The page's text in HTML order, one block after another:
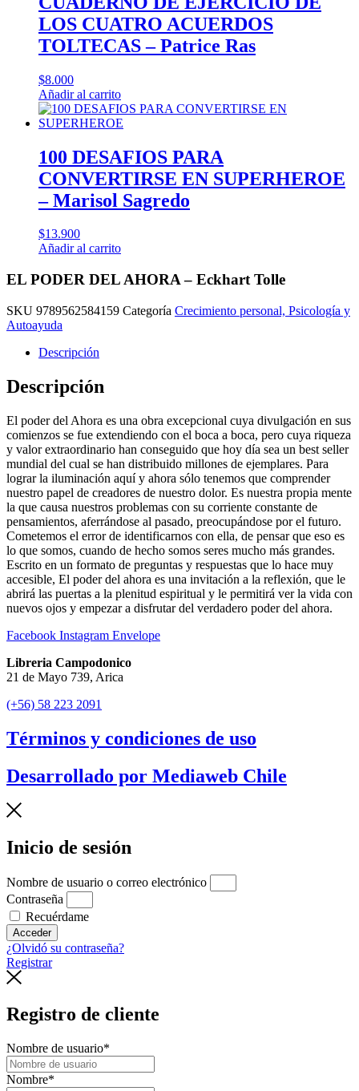
LOS CUATRO ACUERDOS
TOLTECAS – Patrice Ras
$8.000
Añadir al carrito
100 DESAFIOS PARA
CONVERTIRSE EN SUPERHEROE
– Marisol Sagredo
$13.900
Añadir al carrito
EL PODER DEL AHORA – Eckhart Tolle
SKU 9789562584159 Categoría Crecimiento personal, Psicología y
Autoayuda
Descripción
Descripción
El poder del Ahora es una obra excepcional cuya divulgación en sus
comienzos se fue extendiendo con el boca a boca, pero cuya riqueza
y valor extraordinario han conseguido que hoy día sea un best seller
mundial del cual se han distribuido millones de ejemplares. Para
lograr la iluminación aquí y ahora sólo tenemos que comprender
nuestro papel de creadores de nuestro dolor. Es nuestra propia mente
la que causa nuestros problemas con su corriente constante de
pensamientos, aferrándose al pasado, preocupándose por el futuro.
Cometemos el error de identificarnos con ella, de pensar que eso es
lo que somos, cuando de hecho somos seres mucho más grandes.
Escrito en un formato de preguntas y respuestas que lo hace muy
accesible, El poder del ahora es una invitación a la reflexión, que le
abrirá las puertas a la plenitud espiritual y le permitirá ver la vida con
nuevos ojos y empezar a disfrutar del verdadero poder del ahora.
Facebook Instagram Envelope
Libreria Campodonico
21 de Mayo 739, Arica
(+56) 58 223 2091
Términos y condiciones de uso
Desarrollado por Mediaweb Chile
Inicio de sesión
Nombre de usuario o correo electrónico
Contraseña
Recuérdame
Acceder
¿Olvidó su contraseña?
Registrar
Registro de cliente
Nombre de usuario*
Nombre*